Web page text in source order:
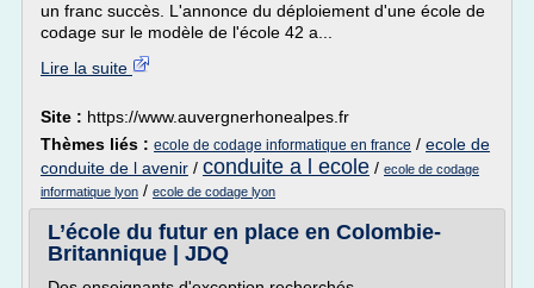
un franc succès. L'annonce du déploiement d'une école de
codage sur le modèle de l'école 42 a...
Lire la suite
Site : https://www.auvergnerhonealpes.fr
Thèmes liés : ecole de codage informatique en france / ecole de
conduite de l avenir / conduite a l ecole / ecole de codage
informatique lyon / ecole de codage lyon
L’école du futur en place en Colombie-
Britannique | JDQ